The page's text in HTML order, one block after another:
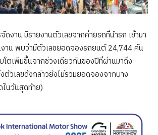
งาน มีรายงานตัวเลขจากค่ายรถที่นำรถ เข้ามา
าน พบว่ามีตัวเลขยอดจองรถยนต์ 24,744 คัน
โตเพิ่มขึ้นจากช่วงเดียวกันของปีที่ผ่านมาถึง
ตัวเลขดังกล่าวยังไม่รวมยอดจองจากบาง
นวันสุดท้าย)